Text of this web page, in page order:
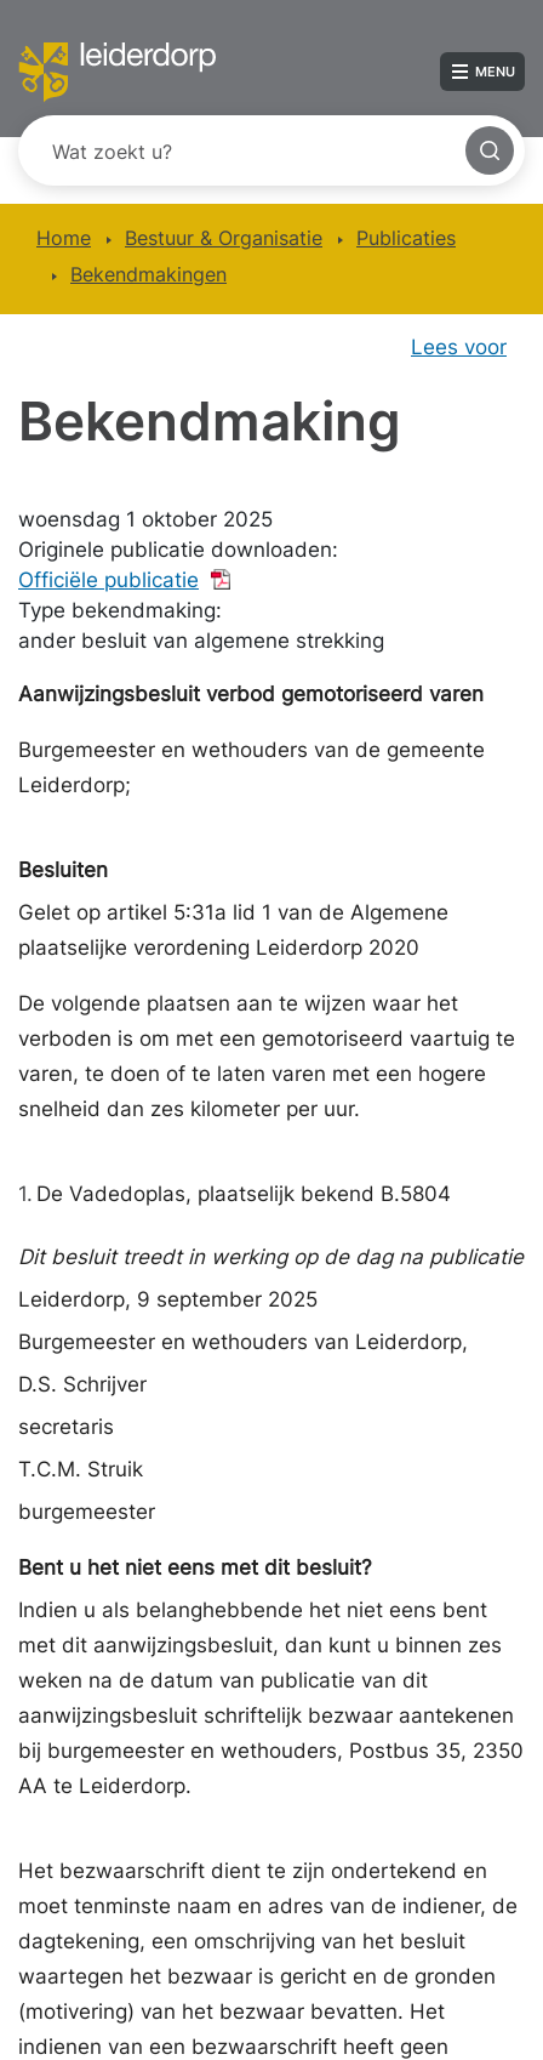
MENU
Home Bestuur & Organisatie
Publicaties
Bekendmakingen
Lees voor
Bekendmaking
woensdag 1 oktober 2025
Originele publicatie downloaden:
Officiële publicatie
Type bekendmaking:
ander besluit van algemene strekking
Aanwijzingsbesluit verbod gemotoriseerd varen
Burgemeester en wethouders van de gemeente
Leiderdorp;
Besluiten
Gelet op artikel 5:31a lid 1 van de Algemene
plaatselijke verordening Leiderdorp 2020
De volgende plaatsen aan te wijzen waar het
verboden is om met een gemotoriseerd vaartuig te
varen, te doen of te laten varen met een hogere
snelheid dan zes kilometer per uur.
1. De Vadedoplas, plaatselijk bekend B.5804
Dit besluit treedt in werking op de dag na publicatie
Leiderdorp, 9 september 2025
Burgemeester en wethouders van Leiderdorp,
D.S. Schrijver
secretaris
T.C.M. Struik
burgemeester
Bent u het niet eens met dit besluit?
Indien u als belanghebbende het niet eens bent
met dit aanwijzingsbesluit, dan kunt u binnen zes
weken na de datum van publicatie van dit
aanwijzingsbesluit schriftelijk bezwaar aantekenen
bij burgemeester en wethouders, Postbus 35, 2350
AA te Leiderdorp.
Het bezwaarschrift dient te zijn ondertekend en
moet tenminste naam en adres van de indiener, de
dagtekening, een omschrijving van het besluit
waartegen het bezwaar is gericht en de gronden
(motivering) van het bezwaar bevatten. Het
indienen van een bezwaarschrift heeft geen